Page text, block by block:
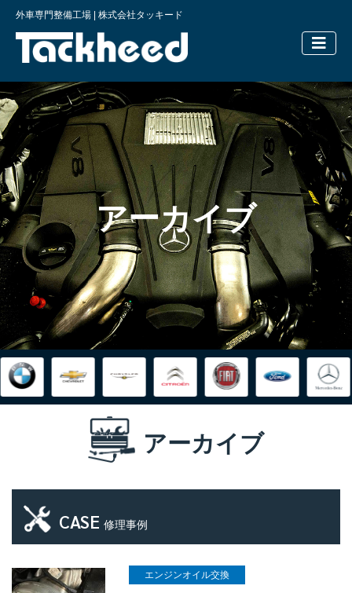
外車専門整備工場 | 株式会社タッキード
横浜の外
アーカイブ
アーカイブ
CASE 修理事例
エンジンオイル交換